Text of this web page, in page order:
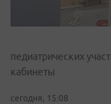
педиатрических
кабинеты
сегодня, 15:08